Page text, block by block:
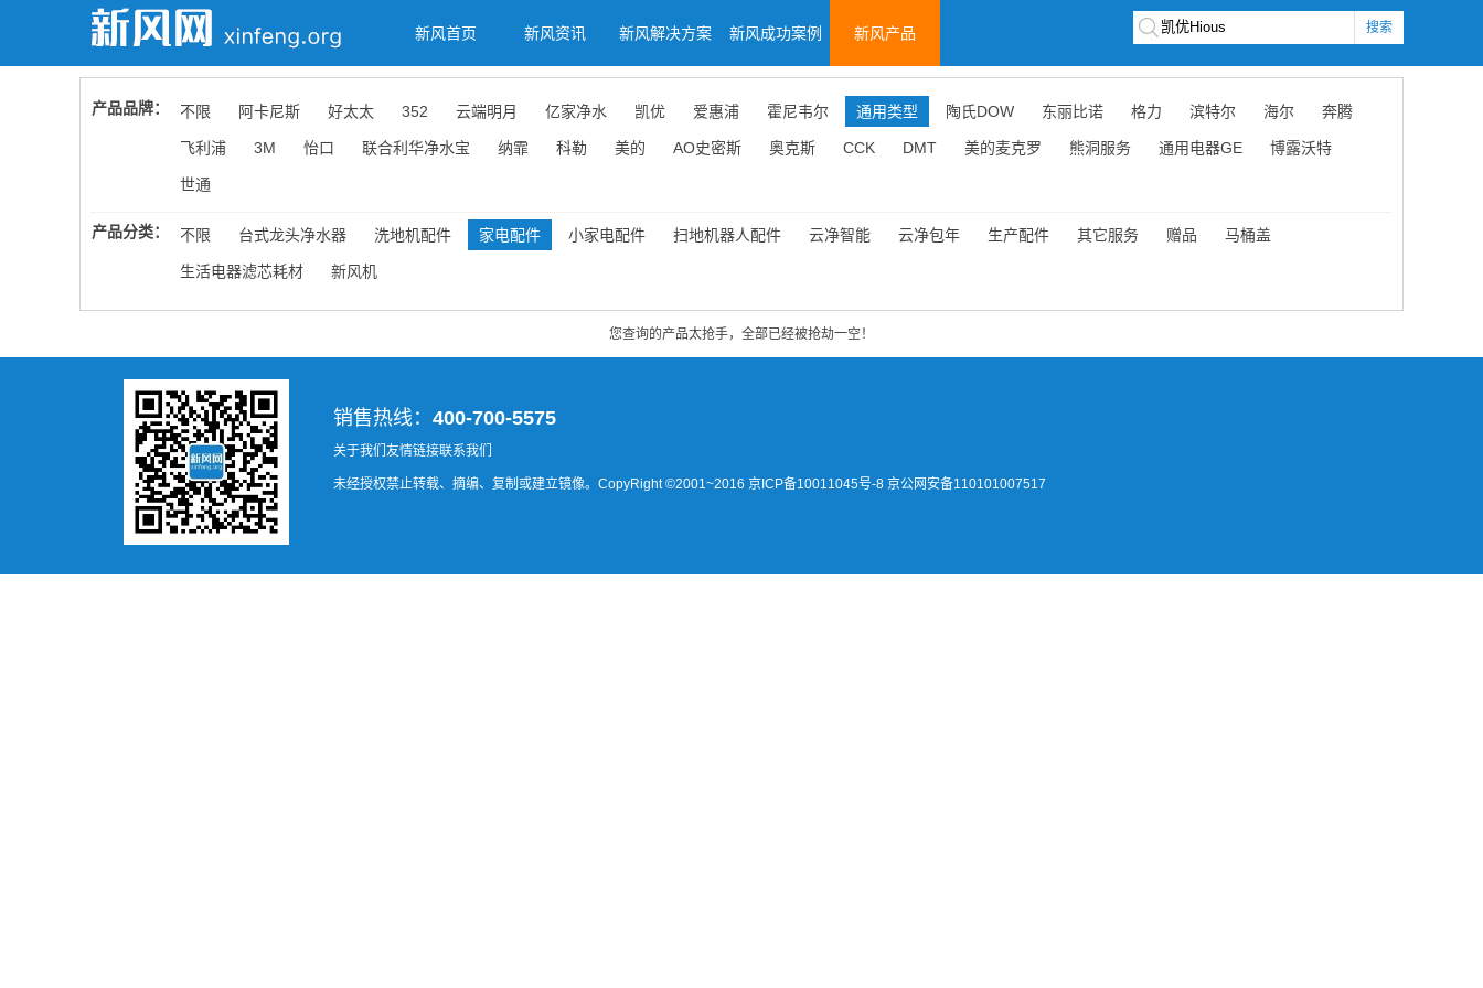
新风首页 新风资讯 新风解决方案 新风成功案例 新风产品 搜索
产品品牌： 不限 阿卡尼斯 好太太 352 云端明月 亿家净水 凯优 爱惠浦 霍尼韦尔 通用类型 陶氏DOW 东丽比诺 格力 滨特尔 海尔 奔腾
飞利浦 3M 怡口 联合利华净水宝 纳霏 科勒 美的 AO史密斯 奥克斯 CCK DMT 美的麦克罗 熊洞服务 通用电器GE 博露沃特
世通
产品分类： 不限 台式龙头净水器 洗地机配件 家电配件 小家电配件 扫地机器人配件 云净智能 云净包年 生产配件 其它服务 赠品 马桶盖
生活电器滤芯耗材 新风机
您查询的产品太抢手，全部已经被抢劫一空！
销售热线： 400-700-5575
关于我们 友情链接联系我们
未经授权禁止转载、摘编、复制或建立镜像。CopyRight ©2001~2016 京ICP备10011045号-8 京公网安备110101007517